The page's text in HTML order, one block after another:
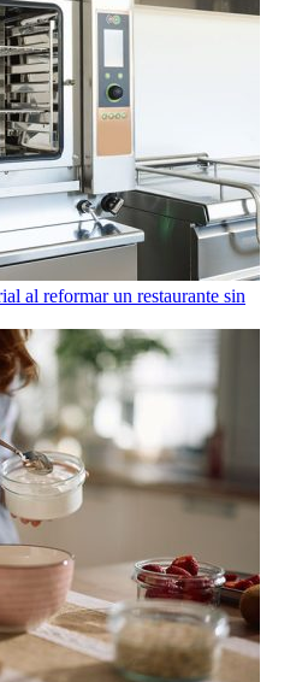
al reformar un restaurante sin